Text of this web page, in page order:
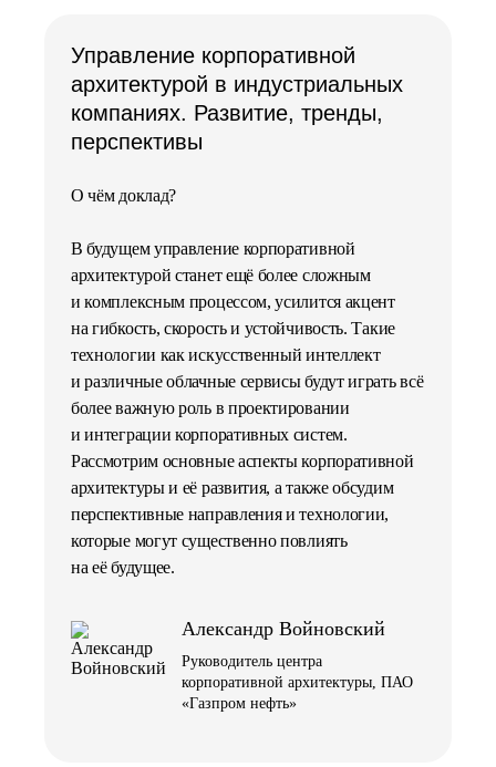
Управление корпоративной
архитектурой в индустриальных
компаниях. Развитие, тренды,
перспективы
О чём доклад?
В будущем управление корпоративной
архитектурой станет ещё более сложным
и комплексным процессом, усилится акцент
на гибкость, скорость и устойчивость. Такие
технологии как искусственный интеллект
и различные облачные сервисы будут играть всё
более важную роль в проектировании
и интеграции корпоративных систем.
Рассмотрим основные аспекты корпоративной
архитектуры и её развития, а также обсудим
перспективные направления и технологии,
которые могут существенно повлиять
на её будущее.
Александр Войновский
Руководитель центра
корпоративной архитектуры, ПАО
«Газпром нефть»